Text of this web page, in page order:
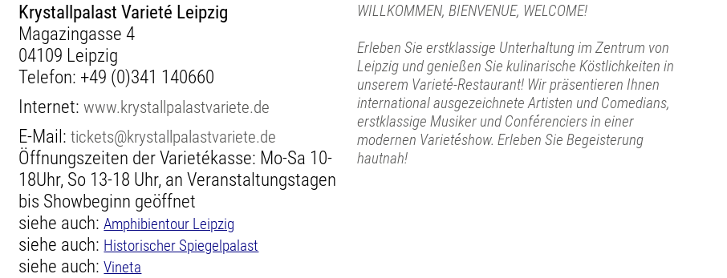
Krystallpalast Varieté Leipzig
Magazingasse 4
04109 Leipzig
Telefon: +49 (0)341 140660
Internet:www.krystallpalastvariete.de
E-Mail:tickets@krystallpalastvariete.de
Öffnungszeiten der Varietékasse: Mo-Sa 10-
18Uhr, So 13-18 Uhr, an Veranstaltungstagen
bis Showbeginn geöffnet
siehe auch:Amphibientour Leipzig
siehe auch: Historischer Spiegelpalast
siehe auch:Vineta
WILLKOMMEN, BIENVENUE, WELCOME!
Erleben Sie erstklassige Unterhaltung im Zentrum von
Leipzig und genießen Sie kulinarische Köstlichkeiten in
unserem Varieté-Restaurant! Wir präsentieren Ihnen
international ausgezeichnete Artisten und Comedians,
erstklassige Musiker und Conférenciers in einer
modernen Varietéshow. Erleben Sie Begeisterung
hautnah!